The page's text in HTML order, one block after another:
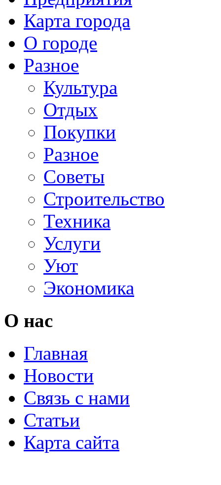
Карта города
О городе
Разное
Культура
Отдых
Покупки
Разное
Советы
Строительство
Техника
Услуги
Уют
Экономика
О нас
Главная
Новости
Связь с нами
Статьи
Карта сайта